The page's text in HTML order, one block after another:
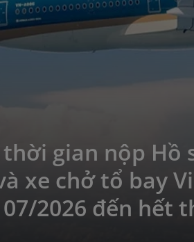
gian nộp Hồ
xe chở tổ bay
2026 đến hết